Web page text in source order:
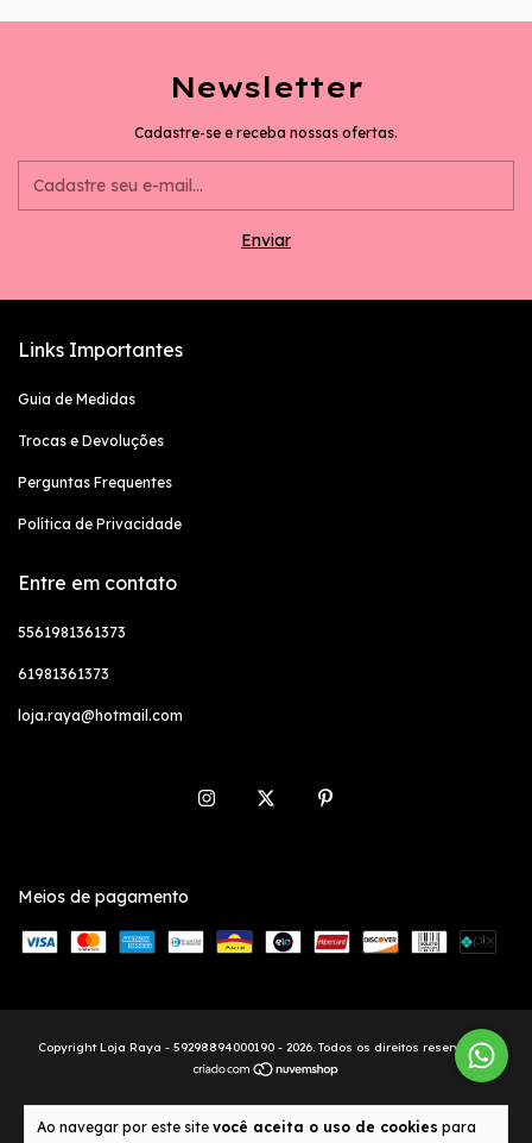
Ao navegar por este site você aceita o uso de cookies para
Newsletter
Cadastre-se e receba nossas ofertas.
Links Importantes
Guia de Medidas
Trocas e Devoluções
Perguntas Frequentes
Política de Privacidade
Entre em contato
5561981361373
61981361373
loja.raya@hotmail.com
Meios de pagamento
Copyright Loja Raya - 59298894000190 - 2026. Todos os direitos reservados.